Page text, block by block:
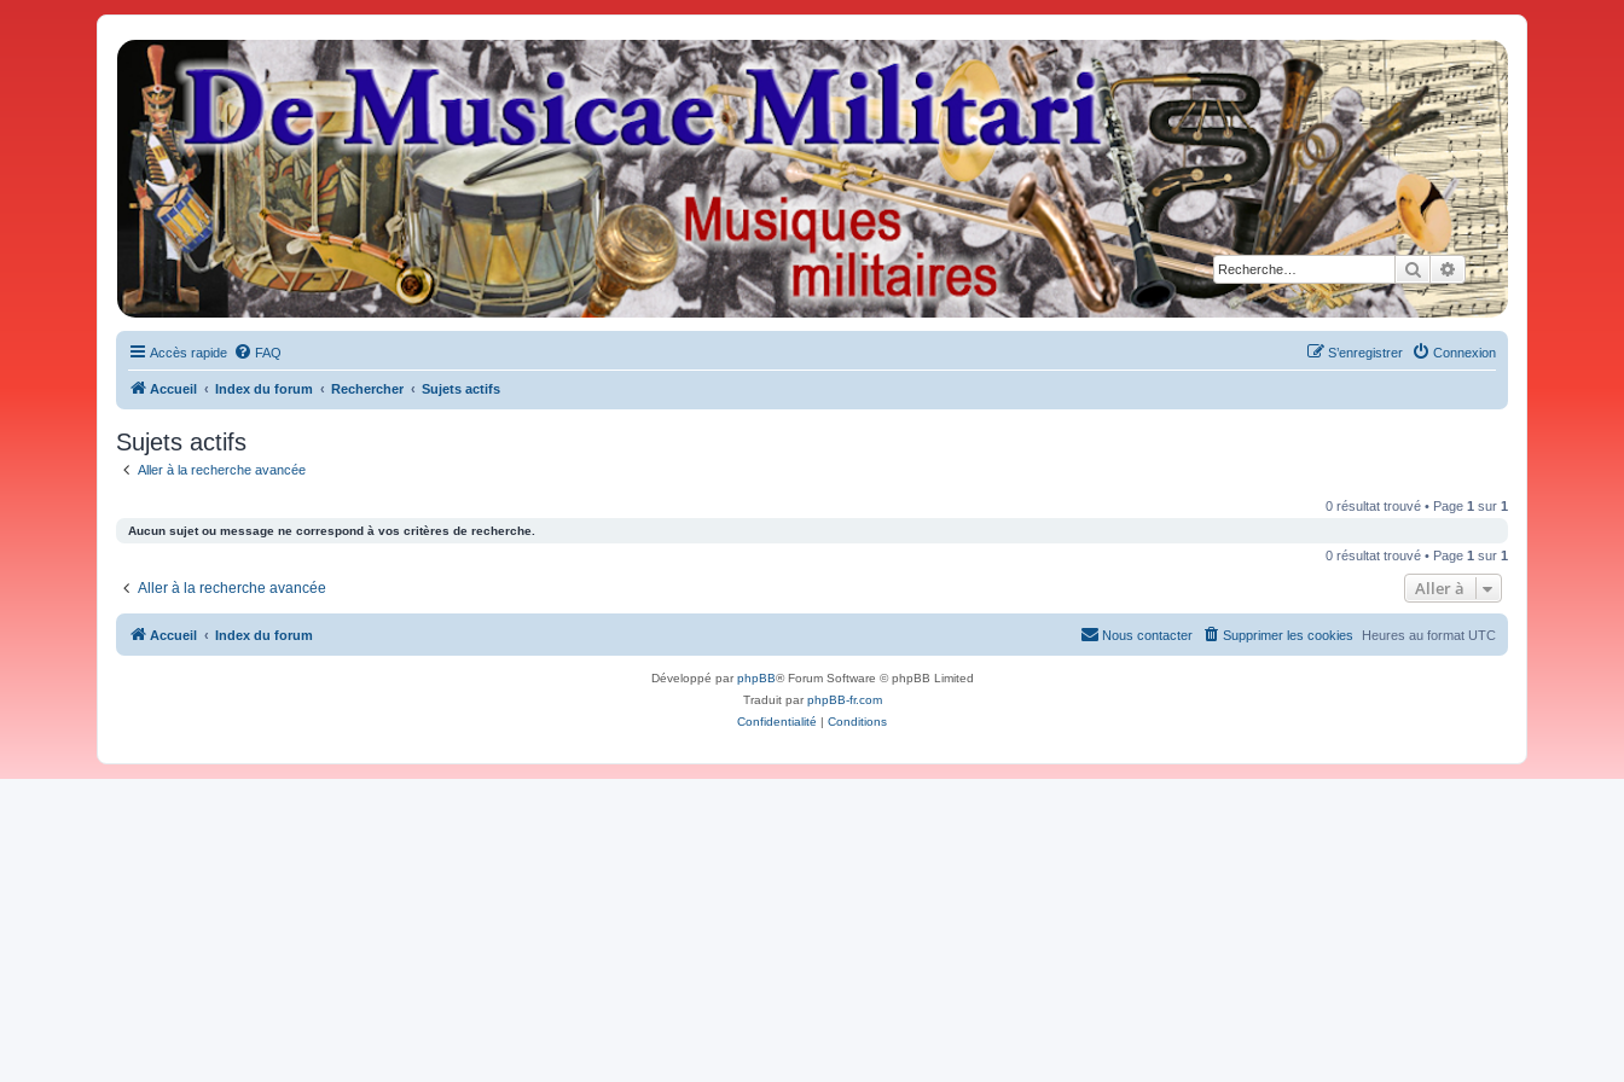
Rechercher
Recherche avancée
De Musicae Militari - Forums
Forums de discussions
Accès rapide FAQ Connexion
S’enregistrer
Accueil Index du forum Rechercher Sujets actifs
Sujets actifs
Aller à la recherche avancée
0 résultat trouvé • Page 1 sur 1
Aucun sujet ou message ne correspond à vos critères de recherche.
0 résultat trouvé • Page 1 sur 1
Aller à la recherche avancée Aller à
Accueil Index du forum Heures au format UTC
Supprimer les cookies
Nous contacter
Développé parphpBB® Forum Software © phpBB Limited
Traduit parphpBB-fr.com
Confidentialité | Conditions